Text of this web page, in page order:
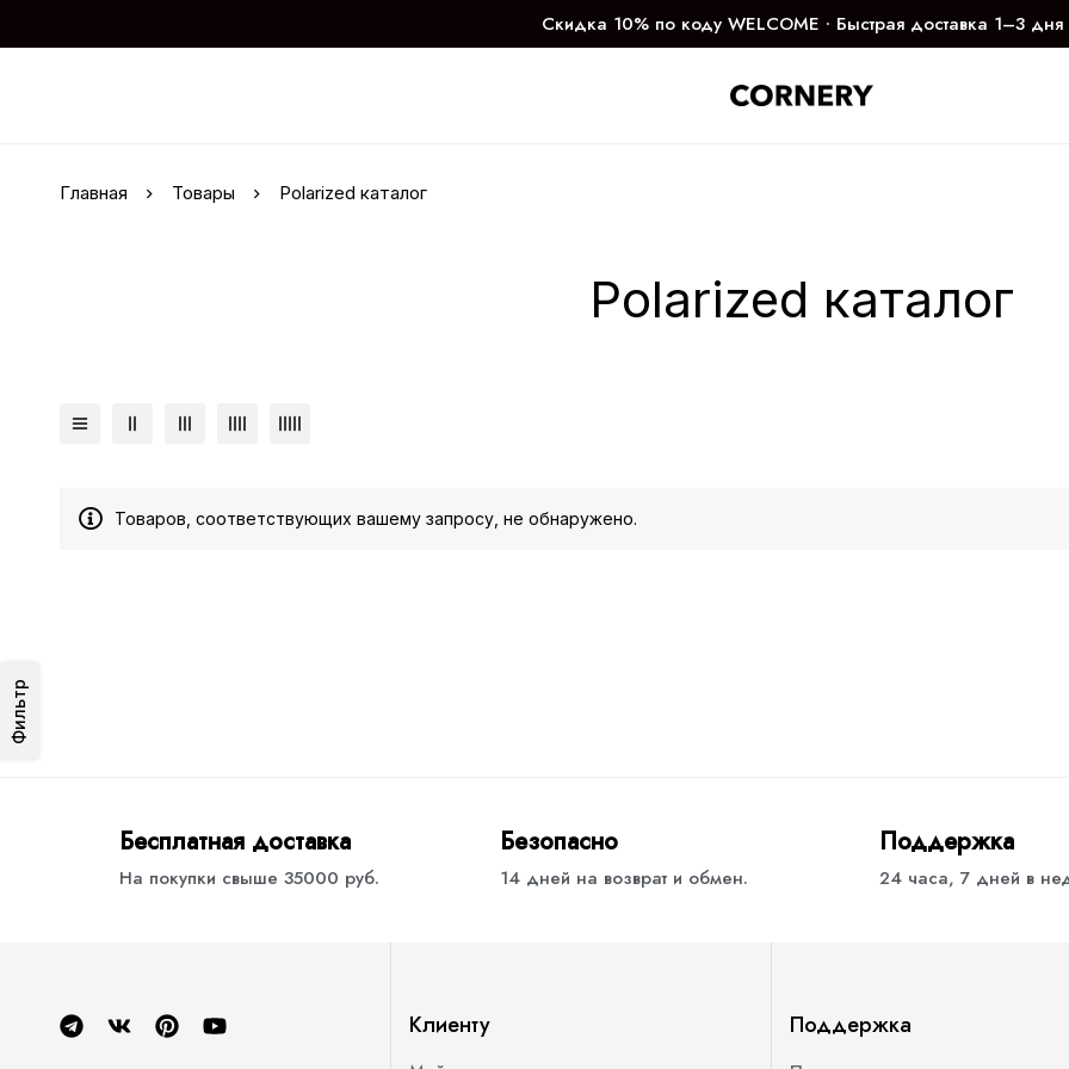
Скидка 10% по коду WELCOME ∙ Быстрая доставка 1–3 дня
Главная Товары Polarized каталог
Polarized каталог
Фильтр
Товаров, соответствующих вашему запросу, не обнаружено.
Бесплатная доставка
На покупки свыше 35000 руб.
Безопасно
14 дней на возврат и обмен.
Поддержка
24 часа, 7 дней в
Клиенту Поддержка